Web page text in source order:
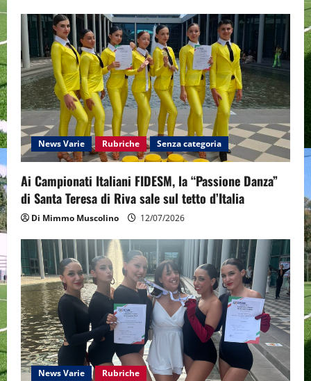
News Varie Rubriche Senza categoria
Ai Campionati Italiani FIDESM, la “Passione Danza”
di Santa Teresa di Riva sale sul tetto d’Italia
Di Mimmo Muscolino 12/07/2026
News Varie Rubriche